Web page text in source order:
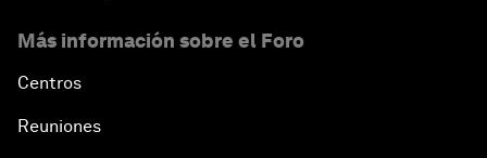
Más información sobre el Foro
Centros
Reuniones